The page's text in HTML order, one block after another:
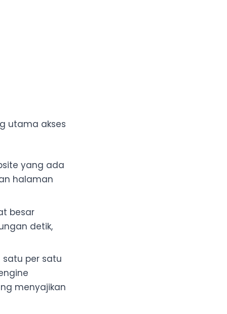
utama akses
yang ada
halaman
besar
detik,
per satu
menyajikan